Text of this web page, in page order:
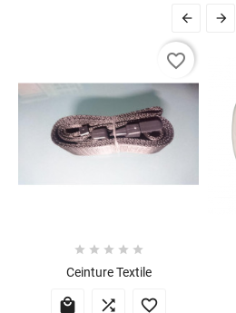
 
    
Ceinture Textile
  
favorite_border